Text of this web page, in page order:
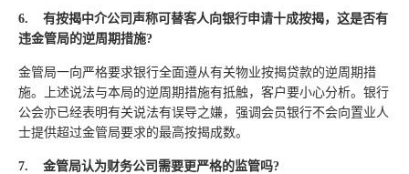
6. 有按揭中介公司声称可替客人向银行申请十成按揭，这是否有
违金管局的逆周期措施?
金管局一向严格要求银行全面遵从有关物业按揭贷款的逆周期措
施。上述说法与本局的逆周期措施有抵触，客户要小心分析。银行
公会亦已经表明有关说法有误导之嫌，强调会员银行不会向置业人
士提供超过金管局要求的最高按揭成数。
7. 金管局认为财务公司需要更严格的监管吗?